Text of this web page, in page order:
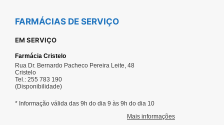
FARMÁCIAS DE SERVIÇO
EM SERVIÇO